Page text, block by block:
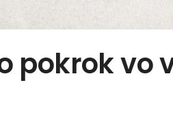
pokrok vo